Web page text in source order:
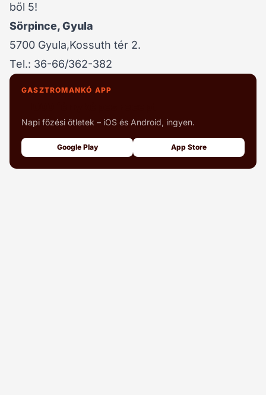
ből 5!
Sörpince, Gyula
5700 Gyula,Kossuth tér 2.
Tel.: 36-66/362-382
GASZTROMANKÓ APP
Napi főzési ötletek – iOS és Android, ingyen.
Google Play App Store